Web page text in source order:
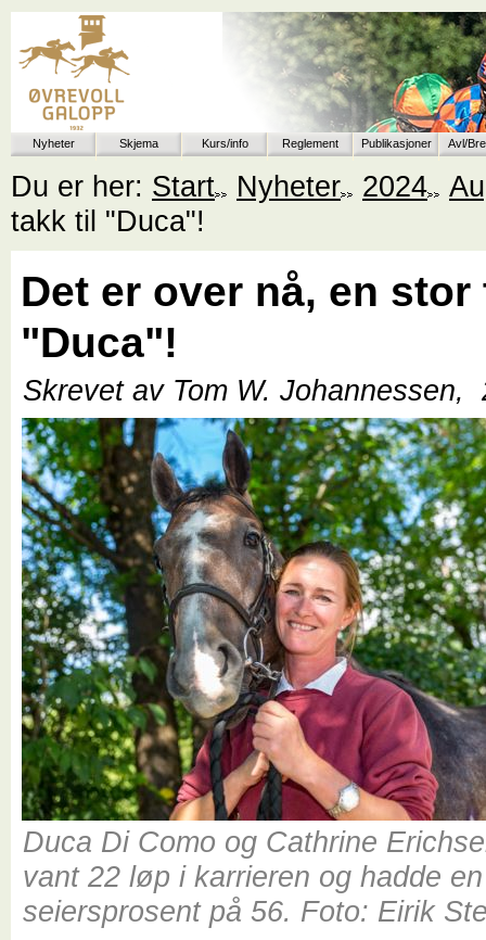
Nyheter Skjema Kurs/info Reglement Publikasjoner Avl/
Du er her: Start Nyheter 2024
takk til "Duca"!
Det er over nå, en
"Duca"!
Skrevet av Tom W. Johannessen,
Duca Di Como og Cathrine
vant 22 løp i karrieren og hadde en
seiersprosent på 56. Foto: Eirik